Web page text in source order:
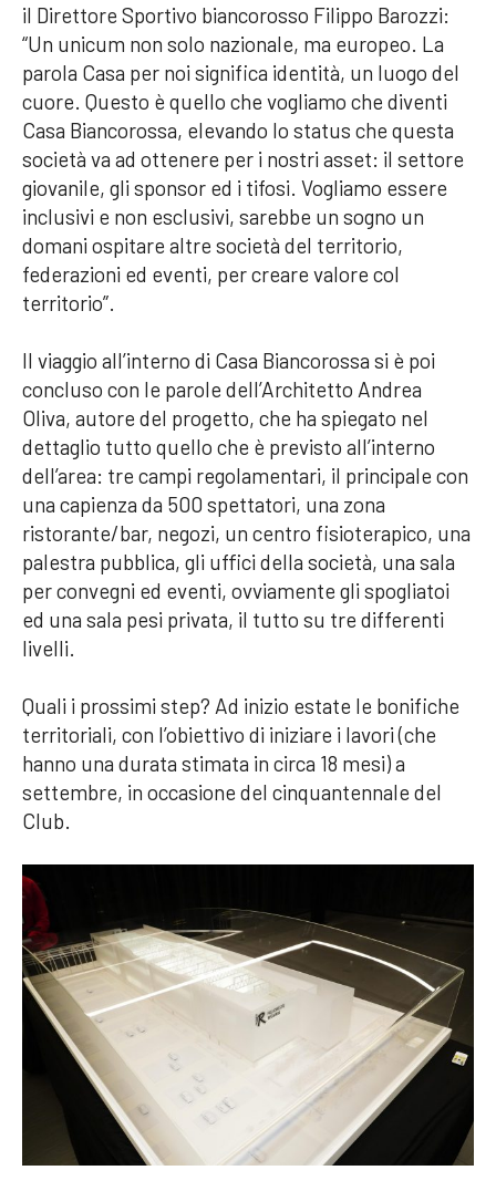
il Direttore Sportivo biancorosso Filippo Barozzi:
“Un unicum non solo nazionale, ma europeo. La
parola Casa per noi significa identità, un luogo del
cuore. Questo è quello che vogliamo che diventi
Casa Biancorossa, elevando lo status che questa
società va ad ottenere per i nostri asset: il settore
giovanile, gli sponsor ed i tifosi. Vogliamo essere
inclusivi e non esclusivi, sarebbe un sogno un
domani ospitare altre società del territorio,
federazioni ed eventi, per creare valore col
territorio”.
Il viaggio all’interno di Casa Biancorossa si è poi
concluso con le parole dell’Architetto Andrea
Oliva, autore del progetto, che ha spiegato nel
dettaglio tutto quello che è previsto all’interno
dell’area: tre campi regolamentari, il principale con
una capienza da 500 spettatori, una zona
ristorante/bar, negozi, un centro fisioterapico, una
palestra pubblica, gli uffici della società, una sala
per convegni ed eventi, ovviamente gli spogliatoi
ed una sala pesi privata, il tutto su tre differenti
livelli.
Quali i prossimi step? Ad inizio estate le bonifiche
territoriali, con l’obiettivo di iniziare i lavori (che
hanno una durata stimata in circa 18 mesi) a
settembre, in occasione del cinquantennale del
Club.